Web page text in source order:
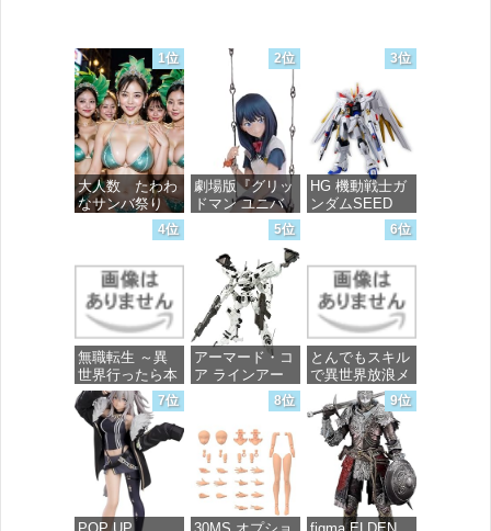
1位
大人数 たわわ
なサンバ祭り
価格：¥99
2位
劇場版『グリッ
ドマン ユニバ
ース』 宝多六
花 wall figure
1/7スケール プ
ラスチック製
塗装済み完成品
フィギュア
価格：¥13,756
3位
HG 機動戦士ガ
ンダムSEED
FREEDOM マ
イティーストラ
ガンダム 1/144
スケール 色分
け済みプラモデ
価格：¥4,800
4位
無職転生 ～異
世界行ったら本
気だす～ 20
(MFコミック
ス フラッパー
シリーズ)
価格：¥748
5位
アーマード・コ
ア ラインアー
ク ホワイト・
グリント 全高
約160mm 1/72
スケール プラ
モデル
価格：¥7,367
6位
とんでもスキル
で異世界放浪メ
シ 10 (ガルドコ
ミックス)
価格：¥726
7位 8位 9位